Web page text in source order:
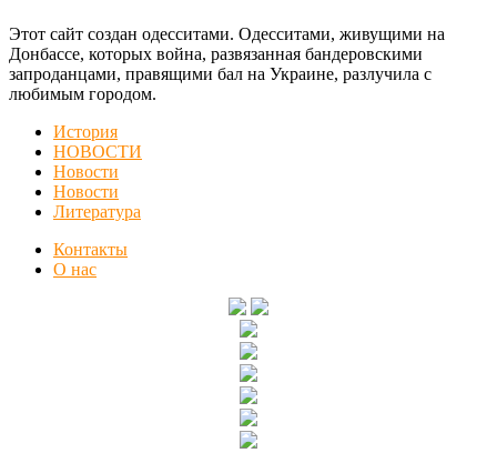
Этот сайт создан одесситами. Одесситами, живущими на
Донбассе, которых война, развязанная бандеровскими
запроданцами, правящими бал на Украине, разлучила с
любимым городом.
История
НОВОСТИ
Новости
Новости
Литература
Контакты
О нас